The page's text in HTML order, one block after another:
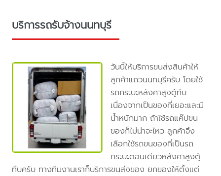
บริการรถรับจ้างนนทบุรี
วันนี้ให้บริการขนส่งสินค้าให้
ลูกค้าแถวนนทบุรีครับ โดยใช้
รถกระบะหลังคาสูงตู้ทึบ
เนื่องจากเป็นของที่เยอะและมี
น้ำหนักมาก ถ้าใช้รถแค๊ปขน
ของก็ไม่น่าจะไหว ลูกค้าจึง
เลือกใช้รถขนของที่เป็นรถ
กระบะตอนเดียวหลังคาสูงตู้
ทึบครับ ทางทีมงานเราก็บริการขนส่งของ ยกของให้ตั้งแต่